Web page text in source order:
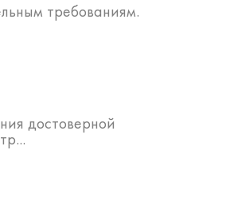
требованиям.
достоверной